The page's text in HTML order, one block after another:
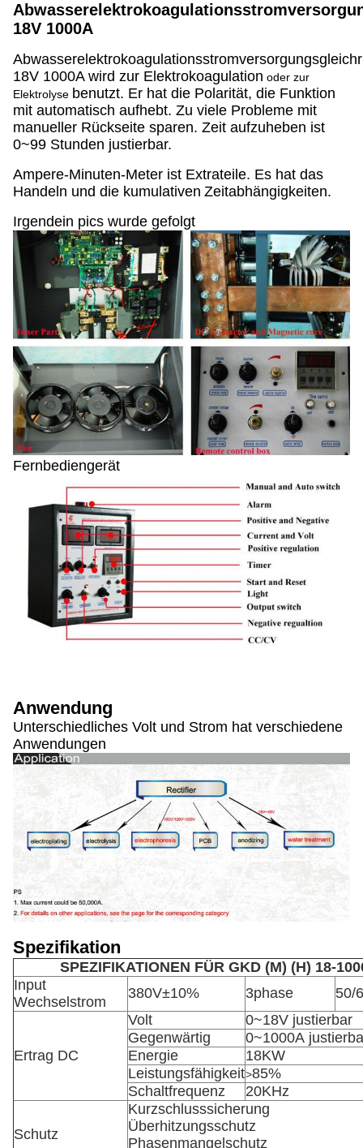
18V 1000A
18V 1000A wird zur Elektrokoagulation oder zur
Elektrolyse benutzt. Er hat die Polarität, die Funktion
mit automatisch aufhebt. Zu viele Probleme mit
manueller Rückseite sparen. Zeit aufzuheben ist
0~99 Stunden justierbar.
Ampere-Minuten-Meter ist Extrateile. Es hat das
Handeln und die kumulativen Zeitabhängigkeiten.
Irgendein pics wurde gefolgt
Fernbediengerät
Anwendung
Unterschiedliches Volt und Strom hat verschiedene
Anwendungen
Spezifikation
SPEZIFIKATIONEN FÜR GKD (M) (H) 18-
Input
Wechselstrom
380V±10% 3phase 50/
Ertrag DC
Volt
0~18V justierbar
Gegenwärtig
0~1000A
Energie
18KW
Leistungsfähigkeit>85%
Schaltfrequenz
20KHz
Schutz
Kurzschlusssicherung
Überhitzungsschutz
Phasenmangelschutz